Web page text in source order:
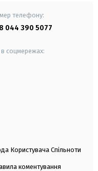
телефону:
044 390 5077
соцмережах:
Користувача Спільноти
коментування